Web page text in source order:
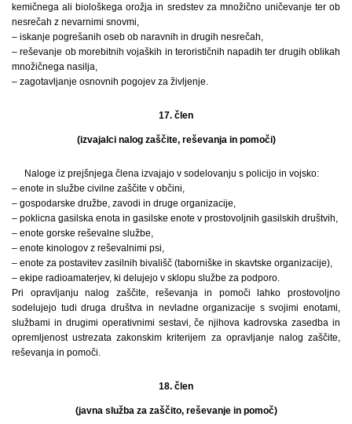
kemičnega ali biološkega orožja in sredstev za množično uničevanje ter ob
nesrečah z nevarnimi snovmi,
– iskanje pogrešanih oseb ob naravnih in drugih nesrečah,
– reševanje ob morebitnih vojaških in terorističnih napadih ter drugih oblikah
množičnega nasilja,
– zagotavljanje osnovnih pogojev za življenje.
17. člen
(izvajalci nalog zaščite, reševanja in pomoči)
Naloge iz prejšnjega člena izvajajo v sodelovanju s policijo in vojsko:
– enote in službe civilne zaščite v občini,
– gospodarske družbe, zavodi in druge organizacije,
– poklicna gasilska enota in gasilske enote v prostovoljnih gasilskih društvih,
– enote gorske reševalne službe,
– enote kinologov z reševalnimi psi,
– enote za postavitev zasilnih bivališč (taborniške in skavtske organizacije),
– ekipe radioamaterjev, ki delujejo v sklopu službe za podporo.
Pri opravljanju nalog zaščite, reševanja in pomoči lahko prostovoljno
sodelujejo tudi druga društva in nevladne organizacije s svojimi enotami,
službami in drugimi operativnimi sestavi, če njihova kadrovska zasedba in
opremljenost ustrezata zakonskim kriterijem za opravljanje nalog zaščite,
reševanja in pomoči.
18. člen
(javna služba za zaščito, reševanje in pomoč)